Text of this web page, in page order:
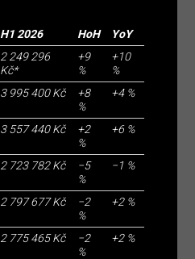
H1 2026 HoH
YoY
2 249 296
Kč*
+9
%
+10
%
3 995 400 Kč
+8
%
+4 %
3 557 440 Kč
+2
%
+6 %
2 723 782 Kč
−5
%
−1 %
2 797 677 Kč
−2
%
+2 %
2 775 465 Kč
−2
%
+2 %